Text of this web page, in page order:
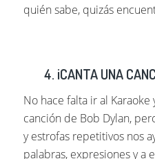
quién sabe, quizás
4. ¡CANTA UNA
No hace falta ir al
canción de Bob Dylan,
y estrofas repetitivos nos
palabras, expresiones y a